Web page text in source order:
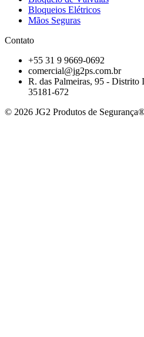
Bloqueios Elétricos
Mãos Seguras
Contato
+55 31 9 9669-0692
comercial@jg2ps.com.br
R. das Palmeiras, 95 -
35181-672
© 2026 JG2 Produtos de